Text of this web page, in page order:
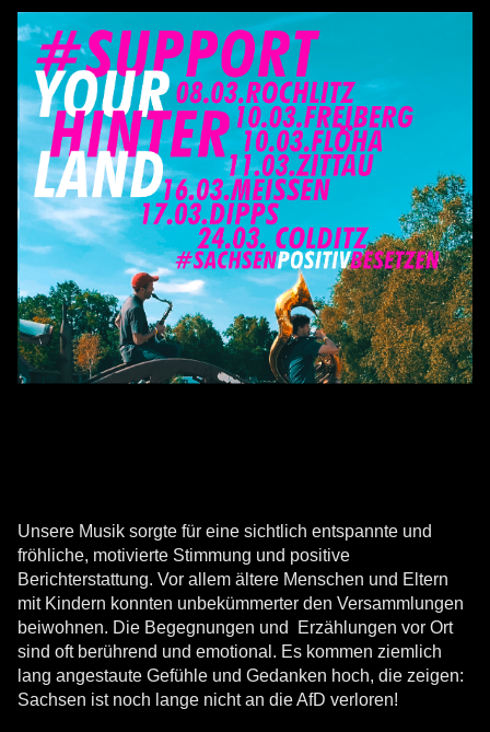
Unsere Musik sorgte für eine sichtlich entspannte und
fröhliche, motivierte Stimmung und positive
Berichterstattung. Vor allem ältere Menschen und Eltern
mit Kindern konnten unbekümmerter den Versammlungen
beiwohnen. Die Begegnungen und Erzählungen vor Ort
sind oft berührend und emotional. Es kommen ziemlich
lang angestaute Gefühle und Gedanken hoch, die zeigen:
Sachsen ist noch lange nicht an die AfD verloren!